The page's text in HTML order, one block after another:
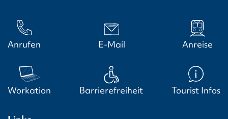
Anrufen E-Mail Anreise
Workation Barrierefreiheit Tourist Infos